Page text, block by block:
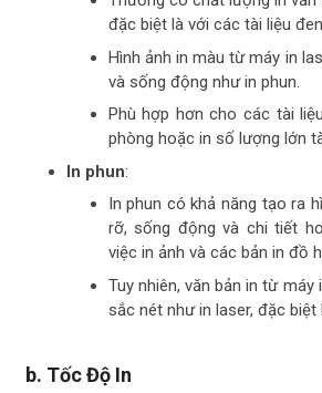
đặc biệt là với các tài liệu
Hình ảnh in màu từ máy in
và sống động như in phun.
Phù hợp hơn cho các tài
phòng hoặc in số lượng lớn
In phun:
In phun có khả năng tạo ra
rỡ, sống động và chi tiết
việc in ảnh và các bản in đồ
Tuy nhiên, văn bản in từ
sắc nét như in laser, đặc
b. Tốc Độ In